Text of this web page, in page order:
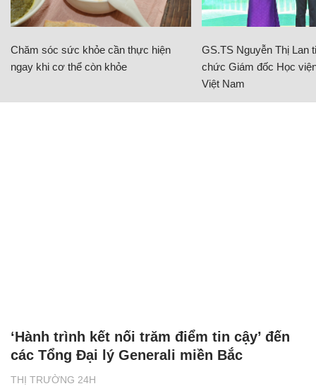
Chăm sóc sức khỏe cần thực hiện
ngay khi cơ thể còn khỏe
GS.TS Nguyễn Thị Lan
chức Giám đốc Học
Việt Nam
THỊ TRƯỜNG 24H
‘Hành trình kết nối trăm điểm tin cậy’ đến
các Tổng Đại lý Generali miền Bắc